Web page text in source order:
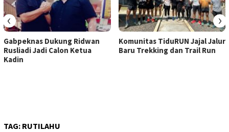
Gabpeknas Dukung Ridwan
Rusliadi Jadi Calon Ketua
Kadin
Komunitas TiduRUN Jajal Jalur
Baru Trekking dan Trail Run
‹ ›
TAG: RUTILAHU